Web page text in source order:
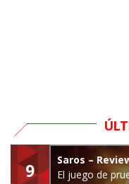
9
Saros –
El juego de